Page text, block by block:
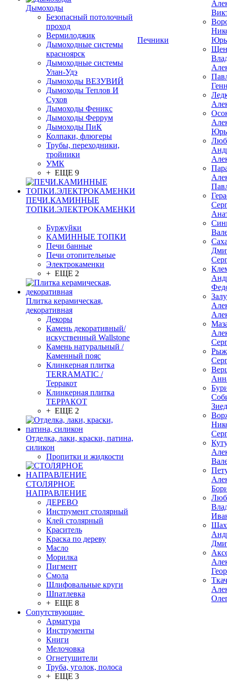
Дымоходы
Безопасный потолочный
проход
Вермилоджик
Дымоходные системы
красноярск
Дымоходные системы
Улан-Удэ
Дымоходы ВЕЗУВИЙ
Дымоходы Теплов И
Сухов
Дымоходы Феникс
Дымоходы Феррум
Дымоходы ПиК
Колпаки, флюгеры
Трубы, переходники,
тройники
УМК
+ ЕЩЕ 9
ПЕЧИ.КАМИННЫЕ
ТОПКИ.ЭЛЕКТРОКАМЕНКИ
Буржуйки
КАМИННЫЕ ТОПКИ
Печи банные
Печи отопительные
Электрокаменки
+ ЕЩЕ 2
Плитка керамическая,
декоративная
Декоры
Камень декоративный/
искуственный Wallstone
Камень натуральный /
Каменный пояс
Клинкерная плитка
TERRAMATIC /
Терракот
Клинкерная плитка
ТЕРРАКОТ
+ ЕЩЕ 2
Отделка, лаки, краски, патина,
силикон
Пропитки и жидкости
СТОЛЯРНОЕ
НАПРАВЛЕНИЕ
ДЕРЕВО
Инструмент столярный
Клей столярный
Краситель
Краска по дереву
Масло
Морилка
Пигмент
Смола
Шлифовальные круги
Шпатлевка
+ ЕЩЕ 8
Сопутствующие
Арматура
Инструменты
Книги
Мелочовка
Огнетушители
Труба, уголок, полоса
+ ЕЩЕ 3
Печники